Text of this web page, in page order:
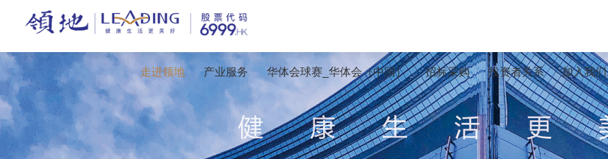
走进领地 产业服务 华体会球赛_华体会（中国） 招标采购 投资者关系 加入我们